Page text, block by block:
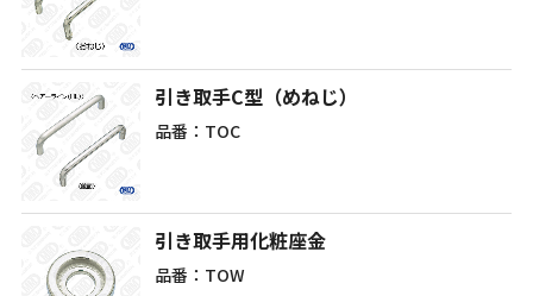
引き取手C型（めねじ）
品番：TOC
引き取手用化粧座金
品番：TOW